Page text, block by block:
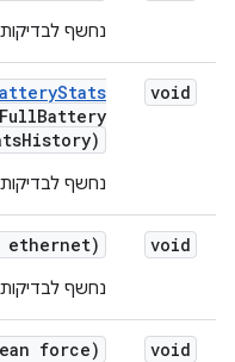
נחשף לבדיקות
void
Stats
FullBattery
History)
נחשף לבדיקות
void
ethernet)
נחשף לבדיקות
void
force)